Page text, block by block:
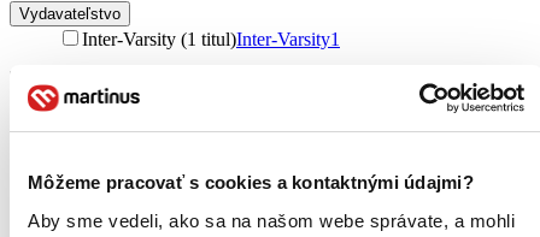
Môžeme pracovať s cookies a kontaktnými údajmi?
Aby sme vedeli, ako sa na našom webe správate, a mohli
Vydavateľstvo
Inter-Varsity (1 titul)Inter-Varsity1
Obal
DVD obal (1 titul)
Zoradiť